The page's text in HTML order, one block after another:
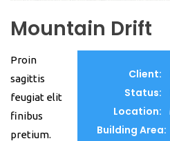
Mountain Drift
Client:
Status:
Location:
Building Area:
Proin
sagittis
feugiat elit
finibus
pretium.